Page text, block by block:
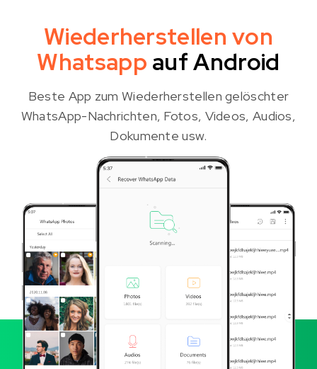
Wiederherstellen von
Whatsapp auf Android
Beste App zum Wiederherstellen gelöschter
WhatsApp-Nachrichten, Fotos, Videos, Audios,
Dokumente usw.